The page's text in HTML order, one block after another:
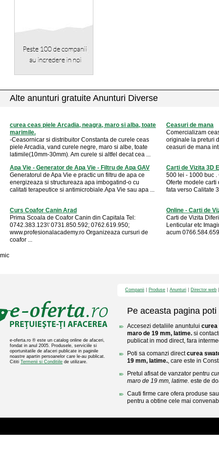
Alte anunturi gratuite Anunturi Diverse
curea ceas piele Arcadia, neagra, maro si alba, toate
marimile.
-Ceasornicar si distribuitor Constanta de curele ceas
piele Arcadia, vand curele negre, maro si albe, toate
latimile(10mm-30mm). Am curele si altfel decat cea ...
Ceasuri de mana
Comercializam
originale la preturi
ceasuri de mana
Apa Vie - Generator de Apa Vie - Filtru de Apa GAV
Generatorul de Apa Vie e practic un filtru de apa ce
energizeaza si structureaza apa imbogatind-o cu
calitati terapeutice si antimicrobiale.Apa Vie sau apa ...
Carti de Vizita 3D
500 lei - 1000 buc .
Oferte modele carti
fata verso Calitate
Curs Coafor Canin Arad
Prima Scoala de Coafor Canin din Capitala Tel:
0742.383.123\' 0731.850.592; 0762.619.950;
www.profesionalacademy.ro Organizeaza cursuri de
coafor ...
Online - Carti de
Carti de Vizita
Lenticular etc
acum
mic
e-oferta.ro ® este un catalog online de afaceri,
fondat in anul 2005. Produsele, serviciile si
oportunitatile de afaceri publicate in paginile
noastre apartin persoanelor care le-au publicat.
Cititi Termenii si Conditiile de utilizare.
Companii Produse Anunturi Director web
Pe aceasta pagina poti
Accesezi detaliile anuntului curea
maro de 19 mm, latime. si
publicat in mod direct, fara
Poti sa comanzi directcurea
19 mm, latime., care este in
Pretul afisat de vanzator pentru
maro de 19 mm, latime. este de
Cauti firme care ofera produse
pentru a obtine cele mai